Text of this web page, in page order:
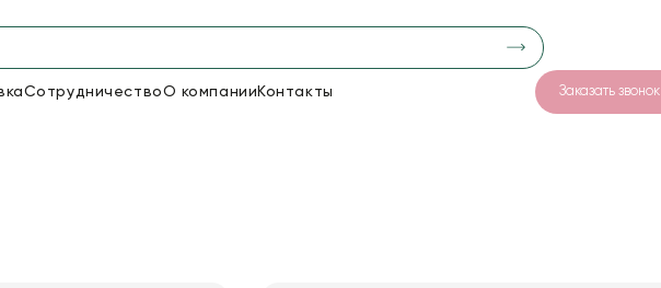
СотрудничествоО компании Контакты Заказать звонок